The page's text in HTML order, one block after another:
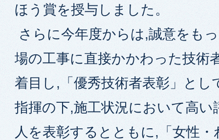
ほう賞を授与しました。
さらに今年度からは,誠意をも
場の工事に直接かかわった技術
着目し,「優秀技術者表彰」とし
指揮の下,施工状況において高い
人を表彰するとともに,「女性